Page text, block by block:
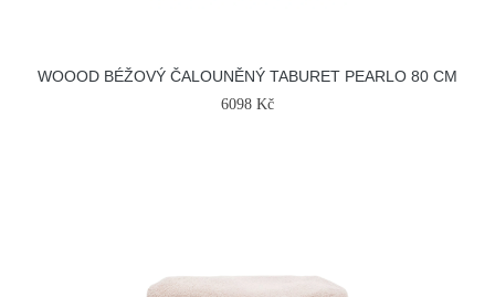
WOOOD BÉŽOVÝ ČALOUNĚNÝ TABURET PEARLO 80 CM
6098 Kč